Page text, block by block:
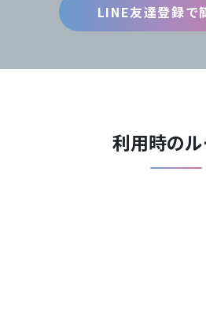
LINE友達登録で
利用時の